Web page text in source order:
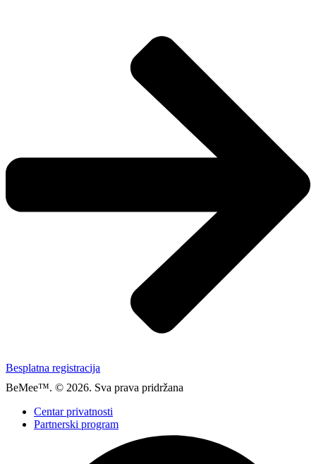
Besplatna registracija
BeMee™. © 2026. Sva prava pridržana
Centar privatnosti
Partnerski program